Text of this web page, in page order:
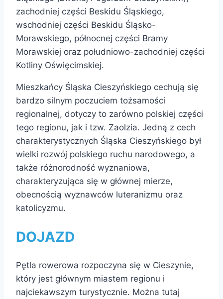
zachodniej części Beskidu Śląskiego,
wschodniej części Beskidu Śląsko-
Morawskiego, północnej części Bramy
Morawskiej oraz południowo-zachodniej części
Kotliny Oświęcimskiej.
Mieszkańcy Śląska Cieszyńskiego cechują się
bardzo silnym poczuciem tożsamości
regionalnej, dotyczy to zarówno polskiej części
tego regionu, jak i tzw. Zaolzia. Jedną z cech
charakterystycznych Śląska Cieszyńskiego był
wielki rozwój polskiego ruchu narodowego, a
także różnorodność wyznaniowa,
charakteryzująca się w głównej mierze,
obecnością wyznawców luteranizmu oraz
katolicyzmu.
DOJAZD
Pętla rowerowa rozpoczyna się w Cieszynie,
który jest głównym miastem regionu i
najciekawszym turystycznie. Można tutaj